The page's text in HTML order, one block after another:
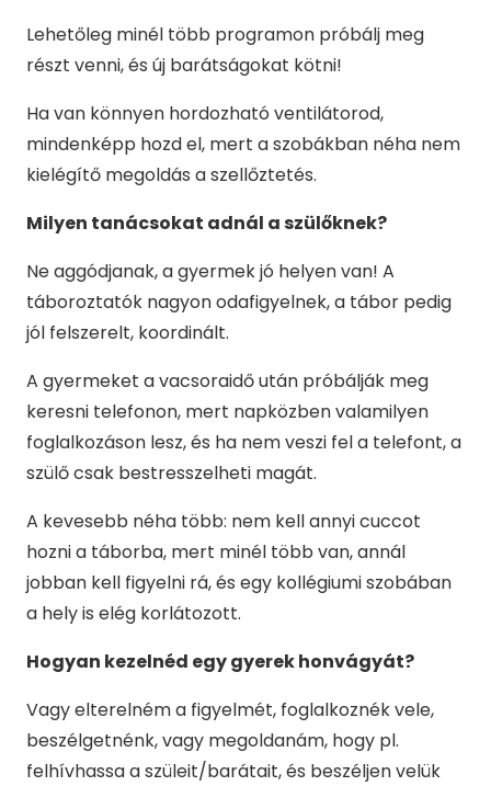
Lehetőleg minél több programon próbálj meg
részt venni, és új barátságokat kötni!
Ha van könnyen hordozható ventilátorod,
mindenképp hozd el, mert a szobákban néha nem
kielégítő megoldás a szellőztetés.
Milyen tanácsokat adnál a szülőknek?
Ne aggódjanak, a gyermek jó helyen van! A
táboroztatók nagyon odafigyelnek, a tábor pedig
jól felszerelt, koordinált.
A gyermeket a vacsoraidő után próbálják meg
keresni telefonon, mert napközben valamilyen
foglalkozáson lesz, és ha nem veszi fel a telefont, a
szülő csak bestresszelheti magát.
A kevesebb néha több: nem kell annyi cuccot
hozni a táborba, mert minél több van, annál
jobban kell figyelni rá, és egy kollégiumi szobában
a hely is elég korlátozott.
Hogyan kezelnéd egy gyerek honvágyát?
Vagy elterelném a figyelmét, foglalkoznék vele,
beszélgetnénk, vagy megoldanám, hogy pl.
felhívhassa a szüleit/barátait, és beszéljen velük